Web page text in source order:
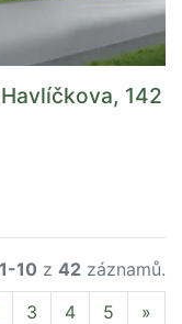
142
1-10 z 42 záznamů.
3 4 5 »